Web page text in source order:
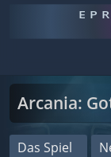
Arcania:
Das Spiel